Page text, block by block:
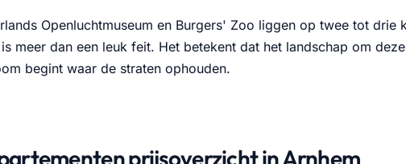
Openluchtmuseum en Burgers' Zoo liggen op twee tot
meer dan een leuk feit. Het betekent dat het landschap om
begint waar de straten ophouden.
prijsoverzicht in Arnhem